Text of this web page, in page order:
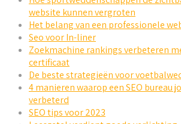
website kunnen vergroten
Het belang van een professionele
Seo voor In-liner
Zoekmachine rankings verbeteren
certificaat
De beste strategieën voor
4 manieren waarop een SEO bureau
verbeterd
SEO tips voor 2023